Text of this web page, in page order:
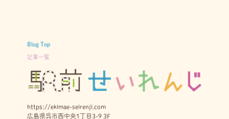
Blog Top
記事一覧
https://ekimae-seirenji.com
広島県呉市西中央1丁目3-9 3F